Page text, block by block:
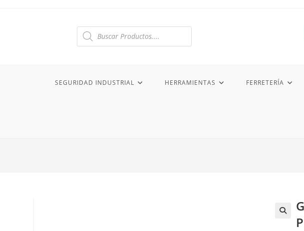
Búsqueda
SEGURIDAD INDUSTRIAL HERRAMIENTAS FERRETERÍA